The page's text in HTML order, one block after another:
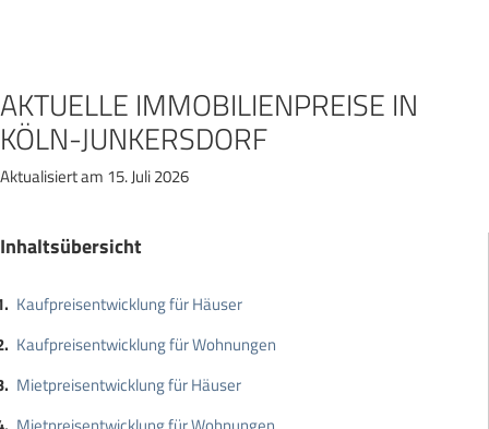
AKTUELLE IMMOBILIENPREISE IN
KÖLN-JUNKERSDORF
Aktualisiert am 15. Juli 2026
Inhaltsübersicht
Kaufpreisentwicklung für Häuser
Kaufpreisentwicklung für Wohnungen
Mietpreisentwicklung für Häuser